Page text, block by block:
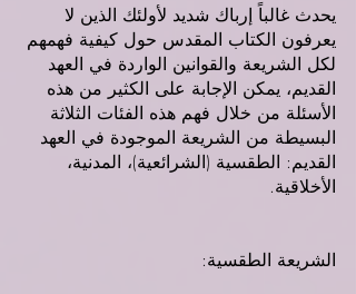
يحدث غالباً إرباك شديد لأولئك الذين لا
يعرفون الكتاب المقدس حول كيفية فهمهم
لكل الشريعة والقوانين الواردة في العهد
القديم، يمكن الإجابة على الكثير من هذه
الأسئلة من خلال فهم هذه الفئات الثلاثة
البسيطة من الشريعة الموجودة في العهد
القديم: الطقسية (الشرائعية)، المدنية،
الأخلاقية.
الشريعة الطقسية: